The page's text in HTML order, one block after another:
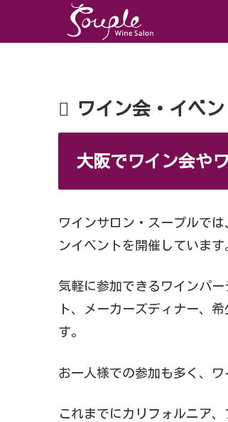
ワイン会・イベン
大阪でワイン会や
ワインサロン・スープルで
ンイベントを開催しています
気軽に参加できるワインパ
ト、メーカーズディナー、
す。
お一人様での参加も多く、
これまでにカリフォルニア